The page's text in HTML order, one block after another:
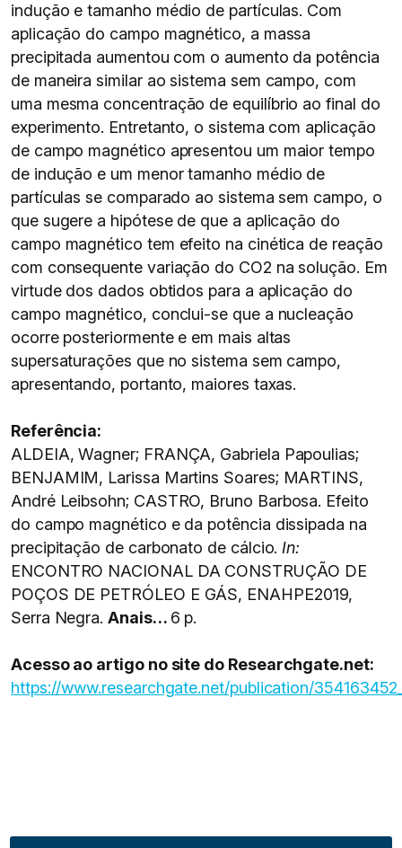
indução e tamanho médio de partículas. Com
aplicação do campo magnético, a massa
precipitada aumentou com o aumento da potência
de maneira similar ao sistema sem campo, com
uma mesma concentração de equilíbrio ao final do
experimento. Entretanto, o sistema com aplicação
de campo magnético apresentou um maior tempo
de indução e um menor tamanho médio de
partículas se comparado ao sistema sem campo, o
que sugere a hipótese de que a aplicação do
campo magnético tem efeito na cinética de reação
com consequente variação do CO2 na solução. Em
virtude dos dados obtidos para a aplicação do
campo magnético, conclui-se que a nucleação
ocorre posteriormente e em mais altas
supersaturações que no sistema sem campo,
apresentando, portanto, maiores taxas.
Referência:
ALDEIA, Wagner; FRANÇA, Gabriela Papoulias;
BENJAMIM, Larissa Martins Soares; MARTINS,
André Leibsohn; CASTRO, Bruno Barbosa. Efeito
do campo magnético e da potência dissipada na
precipitação de carbonato de cálcio. In:
ENCONTRO NACIONAL DA CONSTRUÇÃO DE
POÇOS DE PETRÓLEO E GÁS, ENAHPE2019,
Serra Negra.Anais… 6 p.
Acesso ao artigo no site do Researchgate.net:
https://www.researchgate.net/publication/